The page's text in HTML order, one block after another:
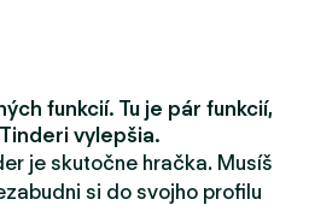
funkcií. Tu je pár funkcií,
vylepšia.
je skutočne hračka. Musíš
si do svojho profilu